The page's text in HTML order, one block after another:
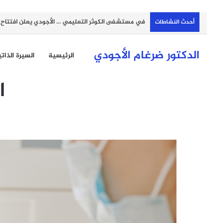
أحدث النشاطات بمشاركة الأجودي … اجتماع تنسيقي في نقابة الأطباء
الدكتور ضرغام الأجودي الرئيسية السيرة